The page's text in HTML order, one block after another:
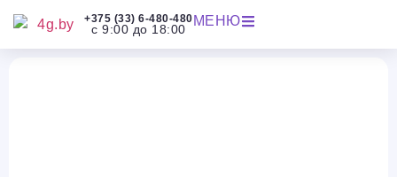
+375 (33) 6-480-480
с 9:00 до 18:00
МЕНЮ